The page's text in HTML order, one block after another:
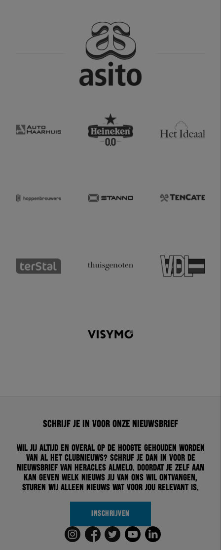
Schrijf je in voor onze nieuwsbrief
Wil jij altijd en overal op de hoogte gehouden worden
van al het clubnieuws? Schrijf je dan in voor de
nieuwsbrief van Heracles Almelo. Doordat je zelf aan
kan geven welk nieuws jij van ons wil ontvangen,
sturen wij alleen nieuws wat voor jou relevant is.
INSCHRIJVEN